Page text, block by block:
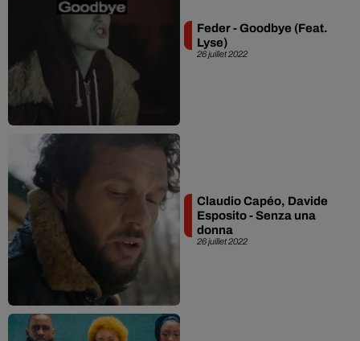
26 juillet 2022
Feder - Goodbye (Feat.
Lyse)
26 juillet 2022
Claudio Capéo, Davide
Esposito - Senza una
donna